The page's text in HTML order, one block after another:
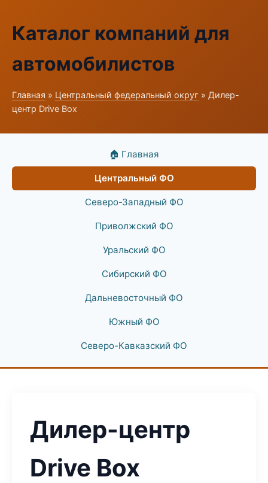
Каталог компаний для
автомобилистов
Главная » Центральный федеральный округ » Дилер-
центр Drive Box
🏠 Главная
Центральный ФО
Северо-Западный ФО
Приволжский ФО
Уральский ФО
Сибирский ФО
Дальневосточный ФО
Южный ФО
Северо-Кавказский ФО
Дилер-центр
Drive Box